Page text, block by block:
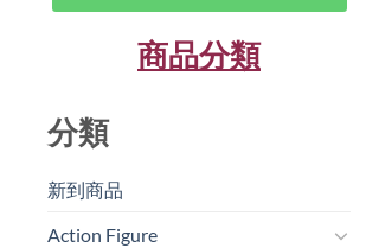
商品分類
分類
新到商品​
Action Figure